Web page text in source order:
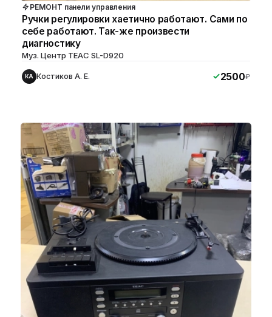
РЕМОНТ панели управления
Ручки регулировки хаетично работают. Сами по
себе работают. Так-же произвести
диагностику
Муз. Центр TEAC SL-D920
КА Костиков А. Е. 2500₽